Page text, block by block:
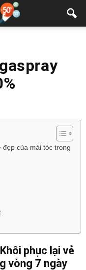
đẹp của mái tóc trong
phục lại vẻ
vòng 7 ngày